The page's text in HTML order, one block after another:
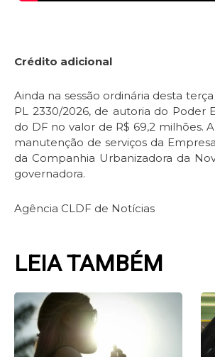
Crédito adicional
Ainda na sessão ordinária desta
PL 2330/2026, de autoria do Poder
do DF no valor de R$ 69,2 milhões.
manutenção de serviços da
da Companhia Urbanizadora da
governadora.
Agência CLDF de Notícias
LEIA TAMBÉM